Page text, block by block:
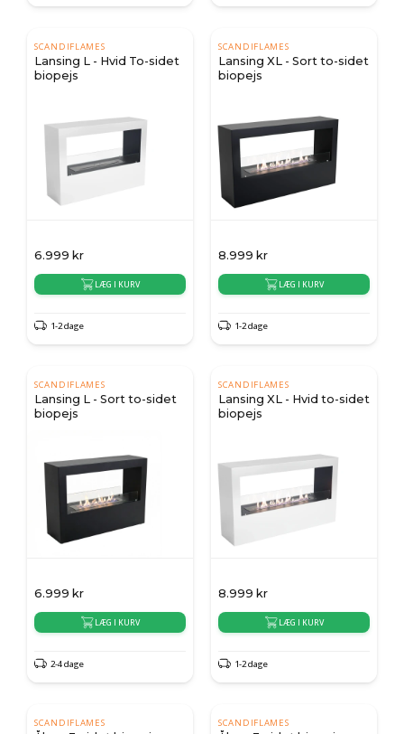
SCANDIFLAMES
Lansing L - Hvid To-sidet
biopejs
6.999 kr
LÆG I KURV
1-2 dage
SCANDIFLAMES
Lansing XL - Sort to-sidet
biopejs
8.999 kr
LÆG I KURV
1-2 dage
SCANDIFLAMES
Lansing L - Sort to-sidet
biopejs
6.999 kr
LÆG I KURV
2-4 dage
SCANDIFLAMES
Lansing XL - Hvid to-sidet
biopejs
8.999 kr
LÆG I KURV
1-2 dage
SCANDIFLAMES SCANDIFLAMES